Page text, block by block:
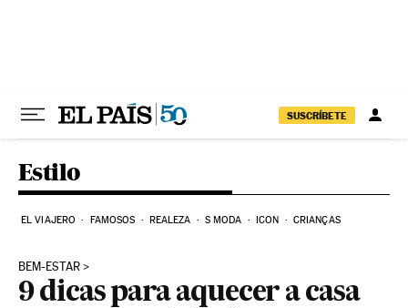
SUSCRÍBETE
Estilo
EL VIAJERO FAMOSOS REALEZA S MODA ICON CRIANÇAS
BEM-ESTAR
9 dicas para aquecer a casa